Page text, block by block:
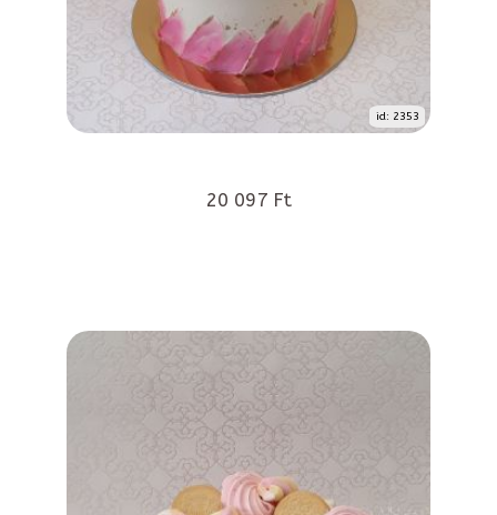
id: 2353
20 097 Ft